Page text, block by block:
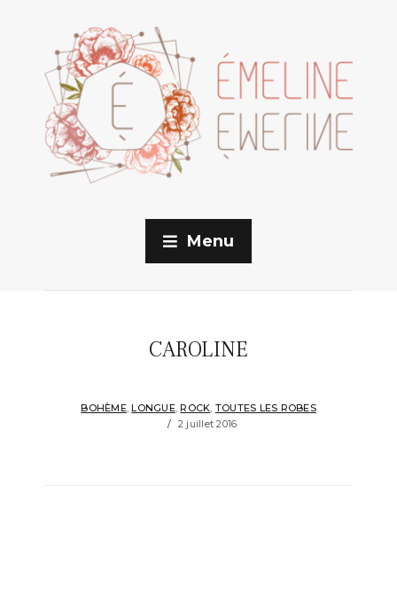
Menu
CAROLINE
BOHÈME,LONGUE,ROCK, TOUTES LES ROBES
2 juillet 2016